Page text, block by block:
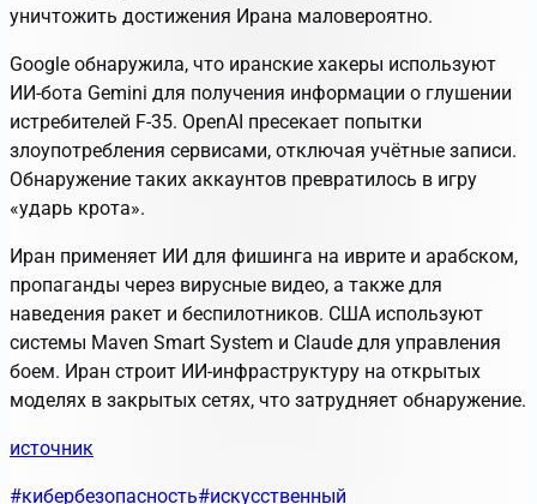
уничтожить достижения Ирана маловероятно.
Google обнаружила, что иранские хакеры используют
ИИ-бота Gemini для получения информации о глушении
истребителей F-35. OpenAI пресекает попытки
злоупотребления сервисами, отключая учётные записи.
Обнаружение таких аккаунтов превратилось в игру
«ударь крота».
Иран применяет ИИ для фишинга на иврите и арабском,
пропаганды через вирусные видео, а также для
наведения ракет и беспилотников. США используют
системы Maven Smart System и Claude для управления
боем. Иран строит ИИ-инфраструктуру на открытых
моделях в закрытых сетях, что затрудняет обнаружение.
источник
#кибербезопасность#искусственный